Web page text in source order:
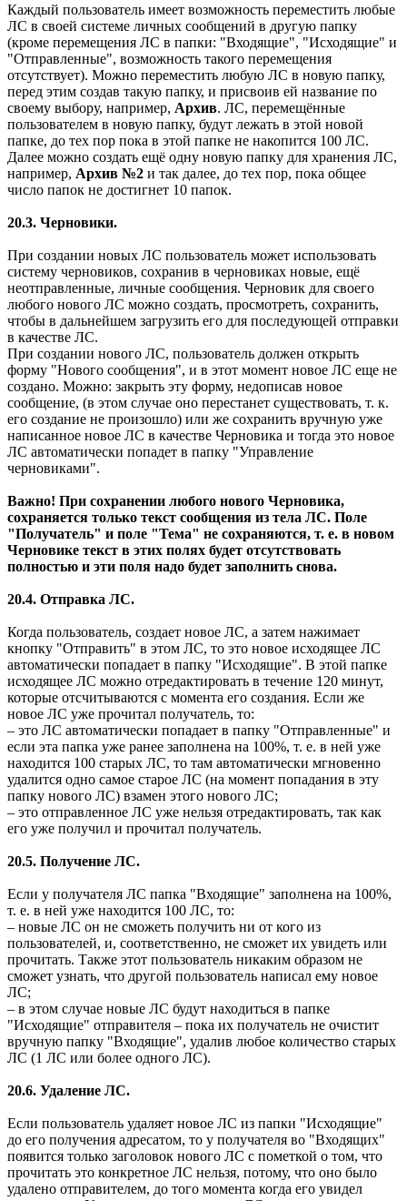
Каждый пользователь имеет возможность переместить любые
ЛС в своей системе личных сообщений в другую папку
(кроме перемещения ЛС в папки: "Входящие", "Исходящие" и
"Отправленные", возможность такого перемещения
отсутствует). Можно переместить любую ЛС в новую папку,
перед этим создав такую папку, и присвоив ей название по
своему выбору, например, Архив. ЛС, перемещённые
пользователем в новую папку, будут лежать в этой новой
папке, до тех пор пока в этой папке не накопится 100 ЛС.
Далее можно создать ещё одну новую папку для хранения ЛС,
например, Архив №2 и так далее, до тех пор, пока общее
число папок не достигнет 10 папок.
20.3. Черновики.
При создании новых ЛС пользователь может использовать
систему черновиков, сохранив в черновиках новые, ещё
неотправленные, личные сообщения. Черновик для своего
любого нового ЛС можно создать, просмотреть, сохранить,
чтобы в дальнейшем загрузить его для последующей отправки
в качестве ЛС.
При создании нового ЛС, пользователь должен открыть
форму "Нового сообщения", и в этот момент новое ЛС еще не
создано. Можно: закрыть эту форму, недописав новое
сообщение, (в этом случае оно перестанет существовать, т. к.
его создание не произошло) или же сохранить вручную уже
написанное новое ЛС в качестве Черновика и тогда это новое
ЛС автоматически попадет в папку "Управление
черновиками".
Важно! При сохранении любого нового Черновика,
сохраняется только текст сообщения из тела ЛС. Поле
"Получатель" и поле "Тема" не сохраняются, т. е. в новом
Черновике текст в этих полях будет отсутствовать
полностью и эти поля надо будет заполнить снова.
20.4. Отправка ЛС.
Когда пользователь, создает новое ЛС, а затем нажимает
кнопку "Отправить" в этом ЛС, то это новое исходящее ЛС
автоматически попадает в папку "Исходящие". В этой папке
исходящее ЛС можно отредактировать в течение 120 минут,
которые отсчитываются с момента его создания. Если же
новое ЛС уже прочитал получатель, то:
– это ЛС автоматически попадает в папку "Отправленные" и
если эта папка уже ранее заполнена на 100%, т. е. в ней уже
находится 100 старых ЛС, то там автоматически мгновенно
удалится одно самое старое ЛС (на момент попадания в эту
папку нового ЛС) взамен этого нового ЛС;
– это отправленное ЛС уже нельзя отредактировать, так как
его уже получил и прочитал получатель.
20.5. Получение ЛС.
Если у получателя ЛС папка "Входящие" заполнена на 100%,
т. е. в ней уже находится 100 ЛС, то:
– новые ЛС он не сможеть получить ни от кого из
пользователей, и, соответственно, не сможет их увидеть или
прочитать. Также этот пользователь никаким образом не
сможет узнать, что другой пользователь написал ему новое
ЛС;
– в этом случае новые ЛС будут находиться в папке
"Исходящие" отправителя – пока их получатель не очистит
вручную папку "Входящие", удалив любое количество старых
ЛС (1 ЛС или более одного ЛС).
20.6. Удаление ЛС.
Если пользователь удаляет новое ЛС из папки "Исходящие"
до его получения адресатом, то у получателя во "Входящих"
появится только заголовок нового ЛС с пометкой о том, что
прочитать это конкретное ЛС нельзя, потому, что оно было
удалено отправителем, до того момента когда его увидел